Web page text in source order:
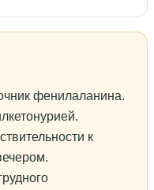
фенилаланина.
к